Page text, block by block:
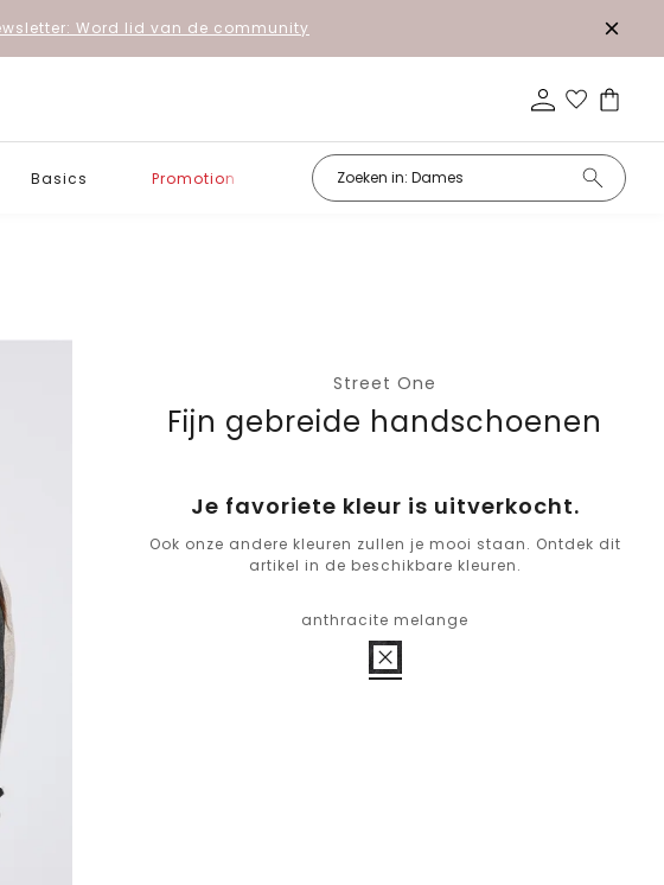
Word lid van de community
Basics Promotion
Street One
Fijn gebreide handschoenen
Je favoriete kleur is uitverkocht.
Ook onze andere kleuren zullen je mooi staan. Ontdek dit
artikel in de beschikbare kleuren.
anthracite melange